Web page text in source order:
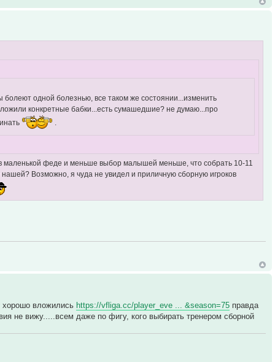
болеют одной болезнью, все таком же состоянии...изменить
конкретные бабки...есть сумашедшие? не думаю...про
.
маленькой феде и меньше выбор малышей меньше, что собрать 10-11
Возможно, я чуда не увидел и приличную сборную игроков
хорошо вложились https://vfliga.cc/player_eve ... &season=75 правда
не вижу.....всем даже по фигу, кого выбирать тренером сборной